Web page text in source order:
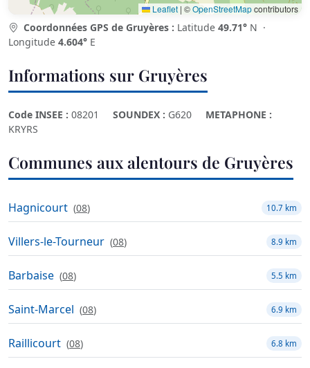
Leaflet | ©OpenStreetMapcontributors
Coordonnées GPS de Gruyères : Latitude 49.71° N ·
Longitude 4.604° E
Informations sur Gruyères
Code INSEE : 08201 SOUNDEX : G620
METAPHONE :
KRYRS
Communes aux alentours de Gruyères
Hagnicourt (08) 10.7 km
Villers-le-Tourneur (08) 8.9 km
Barbaise (08) 5.5 km
Saint-Marcel (08) 6.9 km
Raillicourt (08) 6.8 km